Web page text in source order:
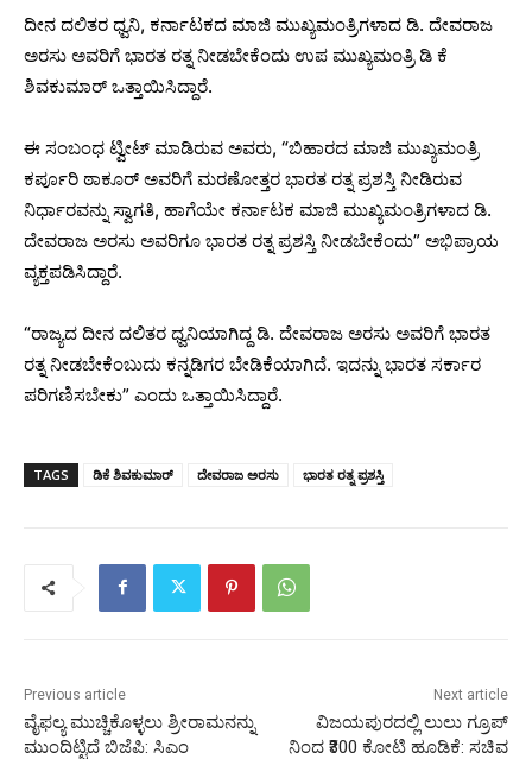
ದೀನ ದಲಿತರ ಧ್ವನಿ, ಕರ್ನಾಟಕದ ಮಾಜಿ ಮುಖ್ಯಮಂತ್ರಿಗಳಾದ ಡಿ. ದೇವರಾಜ
ಅರಸು ಅವರಿಗೆ ಭಾರತ ರತ್ನ ನೀಡಬೇಕೆಂದು ಉಪ ಮುಖ್ಯಮಂತ್ರಿ ಡಿ ಕೆ
ಶಿವಕುಮಾರ್‌ ಒತ್ತಾಯಿಸಿದ್ದಾರೆ.
ಈ ಸಂಬಂಧ ಟ್ವೀಟ್‌ ಮಾಡಿರುವ ಅವರು, “ಬಿಹಾರದ ಮಾಜಿ ಮುಖ್ಯಮಂತ್ರಿ
ಕರ್ಪೂರಿ ಠಾಕೂರ್‌ ಅವರಿಗೆ ಮರಣೋತ್ತರ ಭಾರತ ರತ್ನ ಪ್ರಶಸ್ತಿ ನೀಡಿರುವ
ನಿರ್ಧಾರವನ್ನು ಸ್ವಾಗತಿ, ಹಾಗೆಯೇ ಕರ್ನಾಟಕ ಮಾಜಿ ಮುಖ್ಯಮಂತ್ರಿಗಳಾದ ಡಿ.
ದೇವರಾಜ ಅರಸು ಅವರಿಗೂ ಭಾರತ ರತ್ನ ಪ್ರಶಸ್ತಿ ನೀಡಬೇಕೆಂದು” ಅಭಿಪ್ರಾಯ
ವ್ಯಕ್ತಪಡಿಸಿದ್ದಾರೆ.
“ರಾಜ್ಯದ ದೀನ ದಲಿತರ ಧ್ವನಿಯಾಗಿದ್ದ ಡಿ. ದೇವರಾಜ ಅರಸು ಅವರಿಗೆ ಭಾರತ
ರತ್ನ ನೀಡಬೇಕೆಂಬುದು ಕನ್ನಡಿಗರ ಬೇಡಿಕೆಯಾಗಿದೆ. ಇದನ್ನು ಭಾರತ ಸರ್ಕಾರ
ಪರಿಗಣಿಸಬೇಕು” ಎಂದು ಒತ್ತಾಯಿಸಿದ್ದಾರೆ.
TAGS ಡಿಕೆ ಶಿವಕುಮಾರ್ ದೇವರಾಜ ಅರಸು ಭಾರತ ರತ್ನ ಪ್ರಶಸ್ತಿ
Previous article
ವೈಫಲ್ಯ ಮುಚ್ಚಿಕೊಳ್ಳಲು ಶ್ರೀರಾಮನನ್ನು
ಮುಂದಿಟ್ಟಿದೆ ಬಿಜೆಪಿ: ಸಿಎಂ
Next article
ವಿಜಯಪುರದಲ್ಲಿ ಲುಲು ಗ್ರೂಪ್
ನಿಂದ ₹300 ಕೋಟಿ ಹೂಡಿಕೆ: ಸಚಿವ